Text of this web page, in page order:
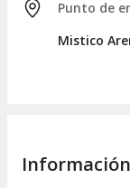
Punto de
Mistico